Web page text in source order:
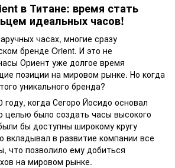
в Титане: время стать
идеальных часов!
часах, многие сразу
бренде Orient. И это не
Ориент уже долгое время
позиции на мировом рынке. Но когда
уникального бренда?
году, когда Сегоро Йосидо основал
целью было создать часы высокого
бы доступны широкому кругу
вкладывал в развитие компании все
что позволило ему добиться
на мировом рынке.